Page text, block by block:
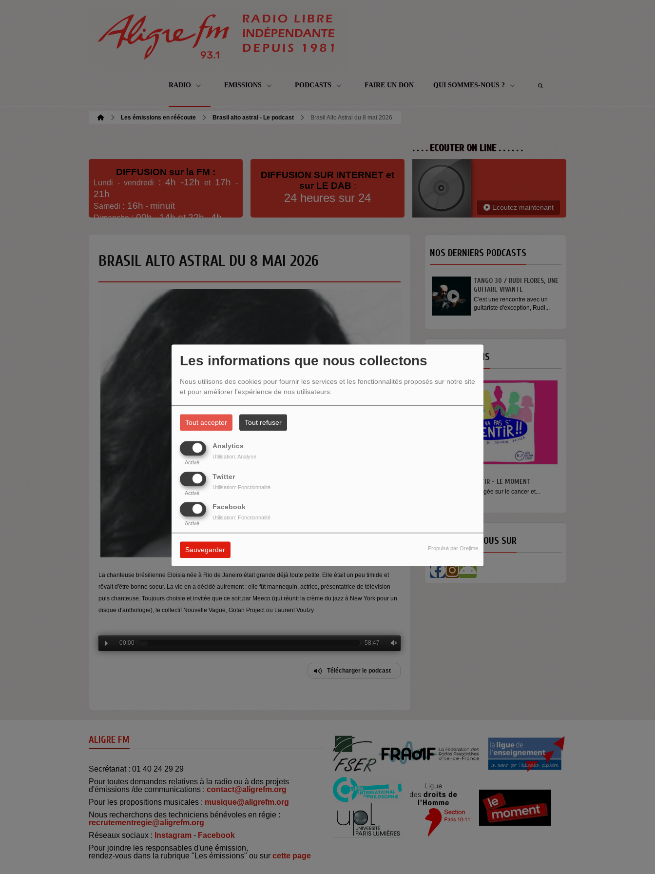
Les informations que nous collectons
Nous utilisons des cookies pour fournir les services et les fonctionnalités proposés sur notre site
et pour améliorer l'expérience de nos utilisateurs.
Tout accepter Tout refuser
Analytics
Activé
Utilisation: Analyse
Twitter
Activé
Utilisation: Fonctionnalité
Facebook
Activé
Utilisation: Fonctionnalité
Sauvegarder Propulsé par Orejime
RADIO EMISSIONS PODCASTS FAIRE UN DON QUI SOMMES-NOUS ?
Les émissions en réécoute Brasil alto astral - Le podcast Brasil Alto Astral du 8 mai 2026
DIFFUSION sur la FM :
Lundi - vendredi : 4h -12h et 17h -
21h
Samedi : 16h - minuit
Dimanche: 00h -14h et 22h-4h
DIFFUSION SUR INTERNET et
sur LE DAB :
24 heures sur 24
. . . . ECOUTER ON LINE . . . . . .
Ecoutez maintenant
BRASIL ALTO ASTRAL DU 8 MAI 2026
La chanteuse brésilienne Eloisia née à Rio de Janeiro était grande déjà toute petite. Elle était un peu timide et
rêvait d'être bonne soeur. La vie en a décidé autrement : elle fût mannequin, actrice, présentatrice de télévision
puis chanteuse. Toujours choisie et invitée que ce soit par Meeco (qui réunit la crème du jazz à New York pour un
disque d'anthologie), le collectif Nouvelle Vague, Gotan Project ou Laurent Voulzy.
00:00 58:47
Télécharger le podcast
NOS DERNIERS PODCASTS
TANGO 30 / RUDI FLORES, UNE
GUITARE VIVANTE
C'est une rencontre avec un
guitariste d'exception, Rudi...
NOS ÉMISSIONS
ON VA PAS S’MENTIR - LE MOMENT
Une émission engagée sur le cancer et...
RETROUVEZ-NOUS SUR
ALIGRE FM
Secrétariat : 01 40 24 29 29
Pour toutes demandes relatives à la radio ou à des projets
d'émissions /de communications : contact@aligrefm.org
Pour les propositions musicales : musique@aligrefm.org
Nous recherchons des techniciens bénévoles en régie :
recrutementregie@aligrefm.org
Réseaux sociaux : Instagram - Facebook
Pour joindre les responsables d'une émission,
rendez-vous dans la rubrique "Les émissions" ou sur cette page